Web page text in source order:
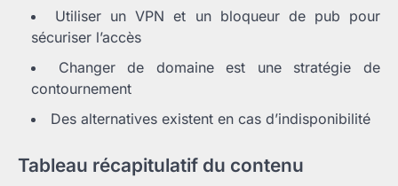
Utiliser un VPN et un bloqueur de pub pour
sécuriser l’accès
Changer de domaine est une stratégie de
contournement
Des alternatives existent en cas d’indisponibilité
Tableau récapitulatif du contenu